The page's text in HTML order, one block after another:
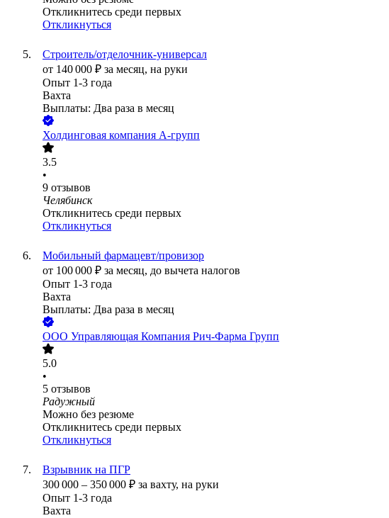
Откликнитесь среди первых
Откликнуться
Строитель/отделочник-универсал
от 140 000 ₽ за месяц, на руки
Опыт 1-3 года
Вахта
Выплаты: Два раза в месяц
Холдинговая компания А-групп
3.5
•
9 отзывов
Челябинск
Откликнитесь среди первых
Откликнуться
Мобильный фармацевт/провизор
от 100 000 ₽ за месяц, до вычета налогов
Опыт 1-3 года
Вахта
Выплаты: Два раза в месяц
ООО Управляющая Компания Рич-Фарма Групп
5.0
•
5 отзывов
Радужный
Можно без резюме
Откликнитесь среди первых
Откликнуться
Взрывник на ПГР
300 000 – 350 000 ₽ за вахту, на руки
Опыт 1-3 года
Вахта